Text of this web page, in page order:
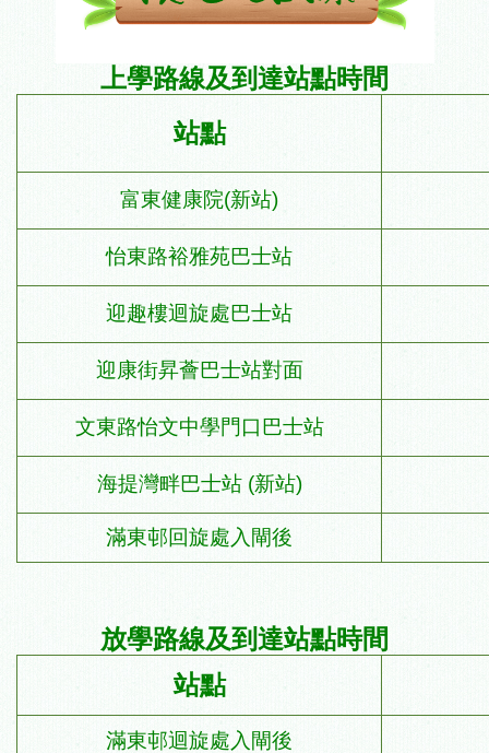
上學路線及到達站點時間
站點
富東健康院(新站)
怡東路裕雅苑巴士站
迎趣樓迴旋處巴士站
迎康街昇薈巴士站對面
文東路怡文中學門口巴士站
海提灣畔巴士站(新站)
滿東邨回旋處入閘後
放學路線及到達站點時間
站點
滿東邨迴旋處入閘後